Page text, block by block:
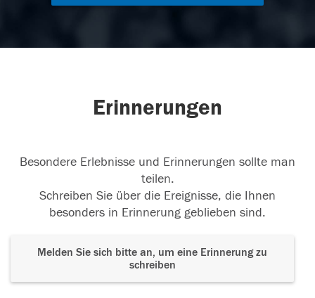
Erinnerungen
Besondere Erlebnisse und Erinnerungen sollte man
teilen.
Schreiben Sie über die Ereignisse, die Ihnen
besonders in Erinnerung geblieben sind.
Melden Sie sich bitte an, um eine Erinnerung zu
schreiben